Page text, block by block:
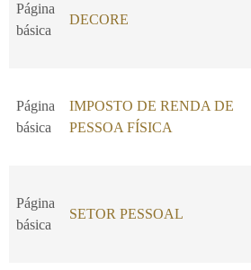
Página
básica
DECORE
Página
básica
IMPOSTO DE RENDA DE
PESSOA FÍSICA
Página
básica
SETOR PESSOAL